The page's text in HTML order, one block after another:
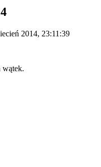
2014, 23:11:39
wątek.